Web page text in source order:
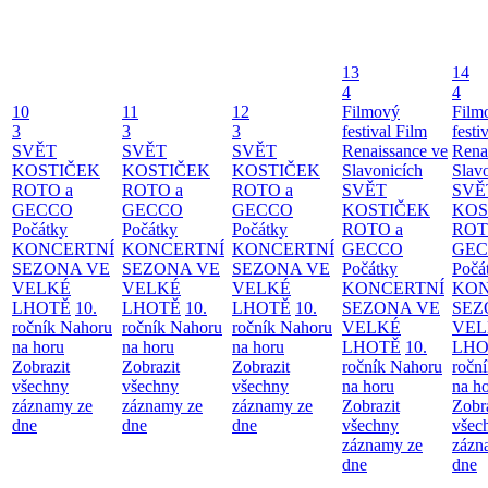
10
3
SVĚT
KOSTIČEK
ROTO a
GECCO
Počátky
KONCERTNÍ
SEZONA VE
VELKÉ
LHOTĚ 10.
ročník Nahoru
na horu
Zobrazit
všechny
záznamy ze
dne
11
3
SVĚT
KOSTIČEK
ROTO a
GECCO
Počátky
KONCERTNÍ
SEZONA VE
VELKÉ
LHOTĚ 10.
ročník Nahoru
na horu
Zobrazit
všechny
záznamy ze
dne
12
3
SVĚT
KOSTIČEK
ROTO a
GECCO
Počátky
KONCERTNÍ
SEZONA VE
VELKÉ
LHOTĚ 10.
ročník Nahoru
na horu
Zobrazit
všechny
záznamy ze
dne
13
4
Filmový
festival Film
Renaissance ve
Slavonicích
SVĚT
KOSTIČEK
ROTO a
GECCO
Počátky
KONCERTNÍ
SEZONA VE
VELKÉ
LHOTĚ 10.
ročník Nahoru
na horu
Zobrazit
všechny
záznamy ze
dne
14
4
na
dne